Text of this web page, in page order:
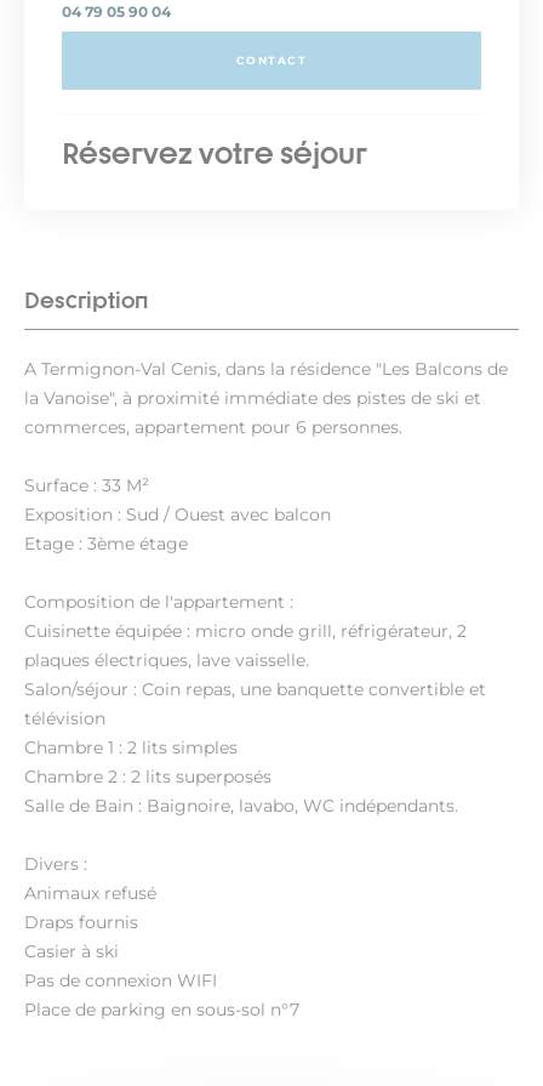
Description
A Termignon-Val Cenis, dans la résidence "Les Balcons de
la Vanoise", à proximité immédiate des pistes de ski et
commerces, appartement pour 6 personnes.
Surface : 33 M²
Exposition : Sud / Ouest avec balcon
Etage : 3ème étage
Composition de l'appartement :
Cuisinette équipée : micro onde grill, réfrigérateur, 2
plaques électriques, lave vaisselle.
Salon/séjour : Coin repas, une banquette convertible et
télévision
Chambre 1 : 2 lits simples
Chambre 2 : 2 lits superposés
Salle de Bain : Baignoire, lavabo, WC indépendants.
Divers :
Animaux refusé
Draps fournis
Casier à ski
Pas de connexion WIFI
Place de parking en sous-sol n°7
04 79 05 90 04
CONTACT
Réservez votre séjour